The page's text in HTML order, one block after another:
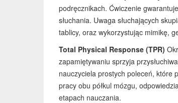
podręcznikach. Ćwiczenie
słuchania. Uwaga słuchających
tablicy, oraz wykorzystując mimikę,
Total Physical Response (TPR)
zapamiętywaniu sprzyja
nauczyciela prostych poleceń, które
pracy obu półkul mózgu,
etapach nauczania.